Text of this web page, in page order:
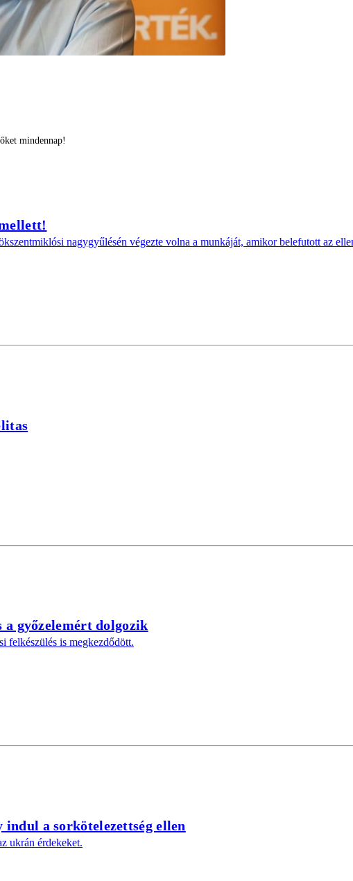
mindennap!
nagygyűlésén végezte volna a munkáját, amikor belefutott az
győzelemért dolgozik
felkészülés is megkezdődött.
a sorkötelezettség ellen
ukrán érdekeket.